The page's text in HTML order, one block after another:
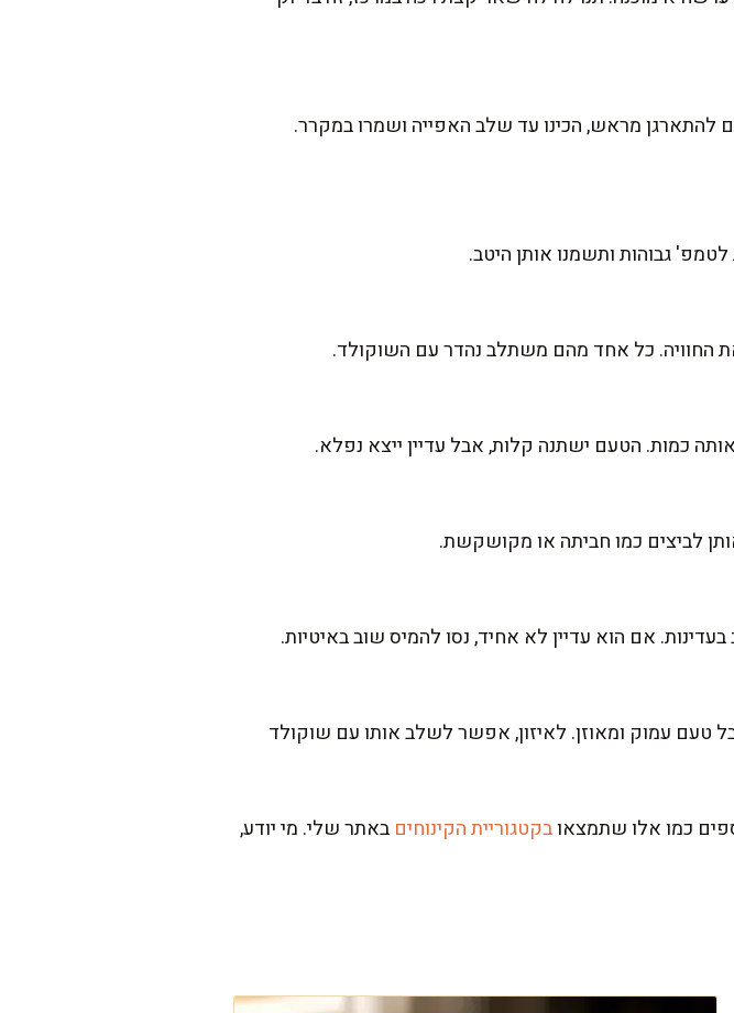
להתארגן מראש, הכינו עד שלב האפייה ושמרו במקרר.
גבוהות ותשמנו אותן היטב.
את החוויה. כל אחד מהם משתלב נהדר עם השוקולד.
כמות. הטעם ישתנה קלות, אבל עדיין ייצא נפלא.
לביצים כמו חביתה או מקושקשת.
אם הוא עדיין לא אחיד, נסו להמיס שוב באיטיות.
60% מוצקי קקאו, כדי לקבל טעם עמוק ומאוזן. לאיזון, אפשר לשלב אותו עם שוקולד
כמו אלו שתמצאובקטגוריית הקינוחים באתר שלי. מי יודע,